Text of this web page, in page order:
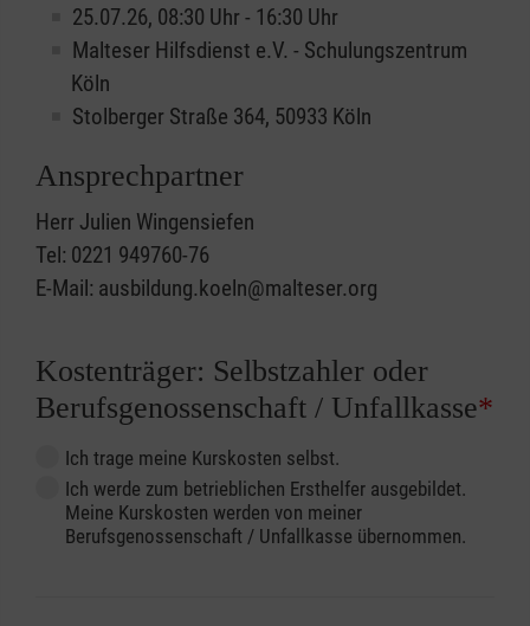
25.07.26, 08:30 Uhr - 16:30 Uhr
Malteser Hilfsdienst e.V. - Schulungszentrum
Köln
Stolberger Straße 364, 50933 Köln
Ansprechpartner
Herr Julien Wingensiefen
Tel: 0221 949760-76
E-Mail: ausbildung.koeln@malteser.org
Kostenträger: Selbstzahler oder
Berufsgenossenschaft / Unfallkasse*
Ich trage meine Kurskosten selbst.
Ich werde zum betrieblichen Ersthelfer ausgebildet.
Meine Kurskosten werden von meiner
Berufsgenossenschaft / Unfallkasse übernommen.